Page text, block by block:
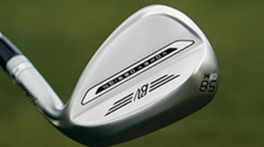
Filippo Celli reprend seul les commandes. Martin
Couvra deuxième à un point…
10 JUIN 2023